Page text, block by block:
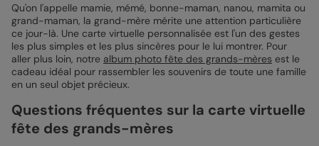
Qu'on l'appelle mamie, mémé, bonne-maman, nanou, mamita ou
grand-maman, la grand-mère mérite une attention particulière
ce jour-là. Une carte virtuelle personnalisée est l'un des gestes
les plus simples et les plus sincères pour le lui montrer. Pour
aller plus loin, notre album photo fête des grands-mères est le
cadeau idéal pour rassembler les souvenirs de toute une famille
en un seul objet précieux.
Questions fréquentes sur la carte virtuelle
fête des grands-mères